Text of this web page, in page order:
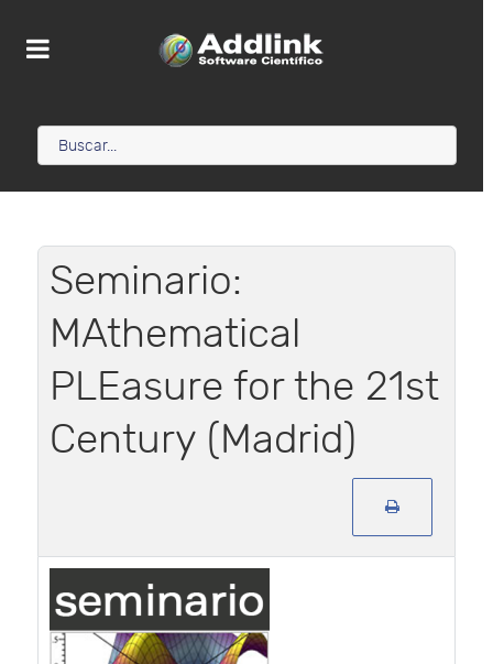
Seminario:
MAthematical
PLEasure for the 21st
Century (Madrid)